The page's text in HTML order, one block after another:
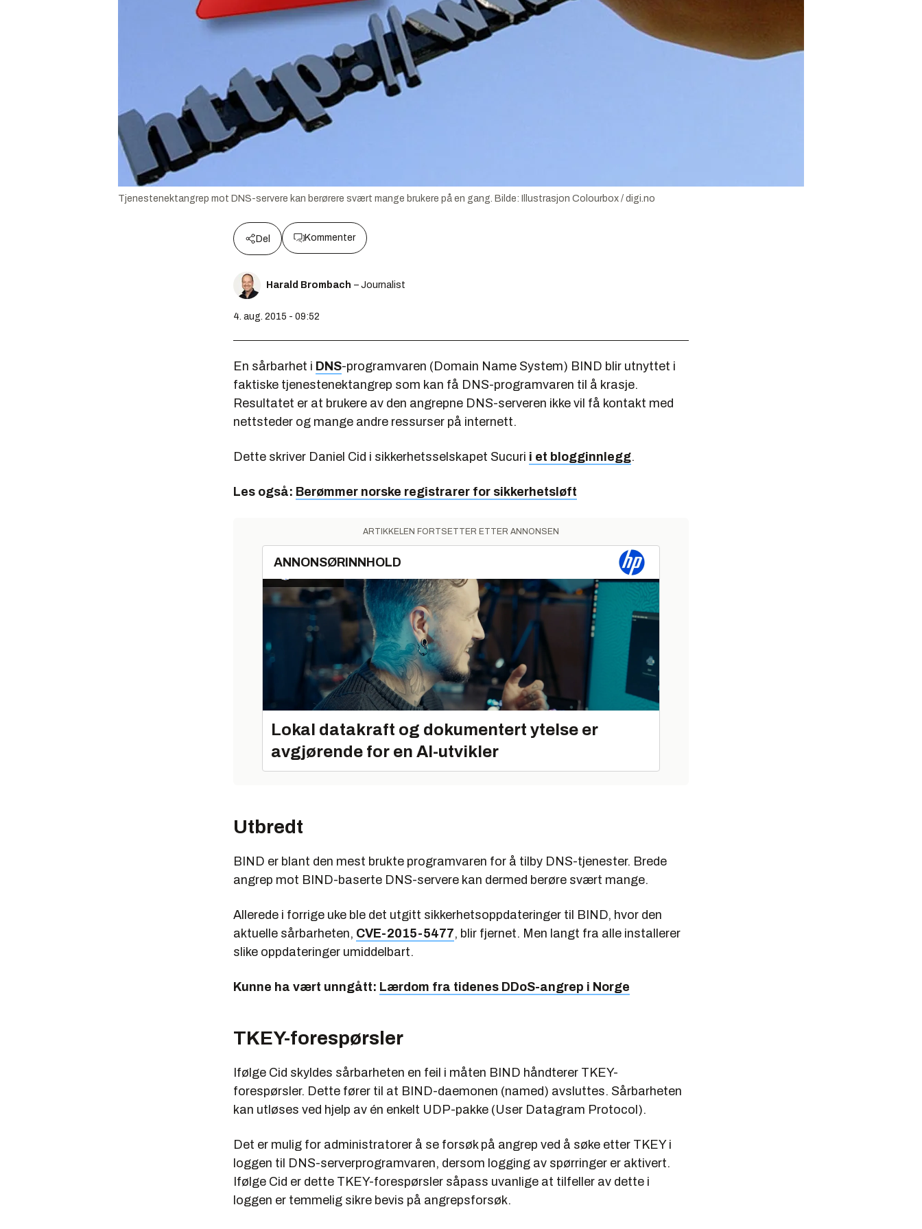
Tjenestenektangrep mot DNS-servere kan berørere svært mange brukere på en gang. Bilde: Illustrasjon Colourbox / digi.no
Del Kommenter
Harald Brombach – Journalist
4. aug. 2015 - 09:52
En sårbarhet i DNS-programvaren (Domain Name System) BIND blir utnyttet i
faktiske tjenestenektangrep som kan få DNS-programvaren til å krasje.
Resultatet er at brukere av den angrepne DNS-serveren ikke vil få kontakt med
nettsteder og mange andre ressurser på internett.
Dette skriver Daniel Cid i sikkerhetsselskapet Sucuri i et blogginnlegg.
Les også: Berømmer norske registrarer for sikkerhetsløft
ARTIKKELEN FORTSETTER ETTER ANNONSEN
ANNONSØRINNHOLD
Lokal datakraft og dokumentert ytelse er
avgjørende for en AI-utvikler
Utbredt
BIND er blant den mest brukte programvaren for å tilby DNS-tjenester. Brede
angrep mot BIND-baserte DNS-servere kan dermed berøre svært mange.
Allerede i forrige uke ble det utgitt sikkerhetsoppdateringer til BIND, hvor den
aktuelle sårbarheten, CVE-2015-5477, blir fjernet. Men langt fra alle installerer
slike oppdateringer umiddelbart.
Kunne ha vært unngått: Lærdom fra tidenes DDoS-angrep i Norge
TKEY-forespørsler
Ifølge Cid skyldes sårbarheten en feil i måten BIND håndterer TKEY-
forespørsler. Dette fører til at BIND-daemonen (named) avsluttes. Sårbarheten
kan utløses ved hjelp av én enkelt UDP-pakke (User Datagram Protocol).
Det er mulig for administratorer å se forsøk på angrep ved å søke etter TKEY i
loggen til DNS-serverprogramvaren, dersom logging av spørringer er aktivert.
Ifølge Cid er dette TKEY-forespørsler såpass uvanlige at tilfeller av dette i
loggen er temmelig sikre bevis på angrepsforsøk.